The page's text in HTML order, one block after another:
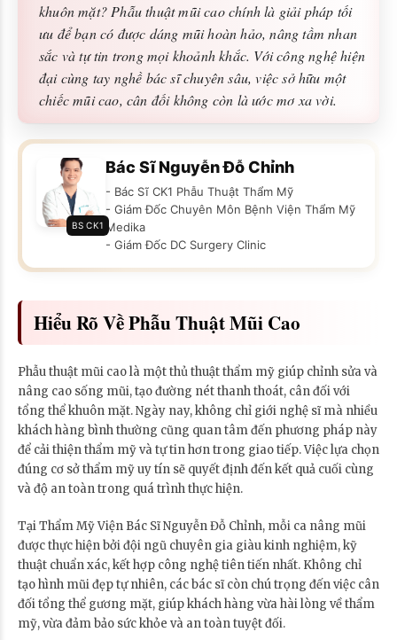
khuôn mặt? Phẫu thuật mũi cao chính là giải pháp tối
ưu để bạn có được dáng mũi hoàn hảo, nâng tầm nhan
sắc và tự tin trong mọi khoảnh khắc. Với công nghệ hiện
đại cùng tay nghề bác sĩ chuyên sâu, việc sở hữu một
chiếc mũi cao, cân đối không còn là ước mơ xa vời.
BS CK1
Bác Sĩ Nguyễn Đỗ Chỉnh
- Bác Sĩ CK1 Phẫu Thuật Thẩm Mỹ
- Giám Đốc Chuyên Môn Bệnh Viện Thẩm Mỹ
Medika
- Giám Đốc DC Surgery Clinic
Hiểu Rõ Về Phẫu Thuật Mũi Cao
Phẫu thuật mũi cao là một thủ thuật thẩm mỹ giúp chỉnh sửa và
nâng cao sống mũi, tạo đường nét thanh thoát, cân đối với
tổng thể khuôn mặt. Ngày nay, không chỉ giới nghệ sĩ mà nhiều
khách hàng bình thường cũng quan tâm đến phương pháp này
để cải thiện thẩm mỹ và tự tin hơn trong giao tiếp. Việc lựa chọn
đúng cơ sở thẩm mỹ uy tín sẽ quyết định đến kết quả cuối cùng
và độ an toàn trong quá trình thực hiện.
Tại Thẩm Mỹ Viện Bác Sĩ Nguyễn Đỗ Chỉnh, mỗi ca nâng mũi
được thực hiện bởi đội ngũ chuyên gia giàu kinh nghiệm, kỹ
thuật chuẩn xác, kết hợp công nghệ tiên tiến nhất. Không chỉ
tạo hình mũi đẹp tự nhiên, các bác sĩ còn chú trọng đến việc cân
đối tổng thể gương mặt, giúp khách hàng vừa hài lòng về thẩm
mỹ, vừa đảm bảo sức khỏe và an toàn tuyệt đối.